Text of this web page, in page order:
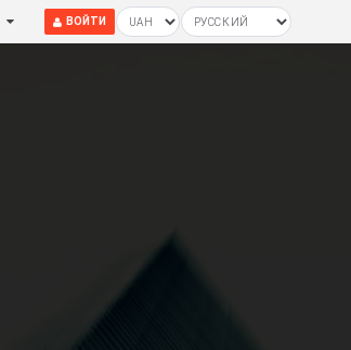
ВОЙТИ